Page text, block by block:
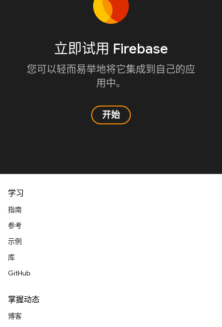
立即试用 Firebase
您可以轻而易举地将它集成到自己的应
用中。
开始
学习
指南
参考
示例
库
GitHub
掌握动态
博客